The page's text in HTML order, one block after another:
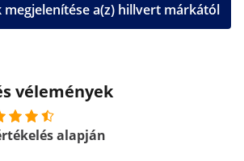
a(z) hillvert márkától
vélemények
alapján